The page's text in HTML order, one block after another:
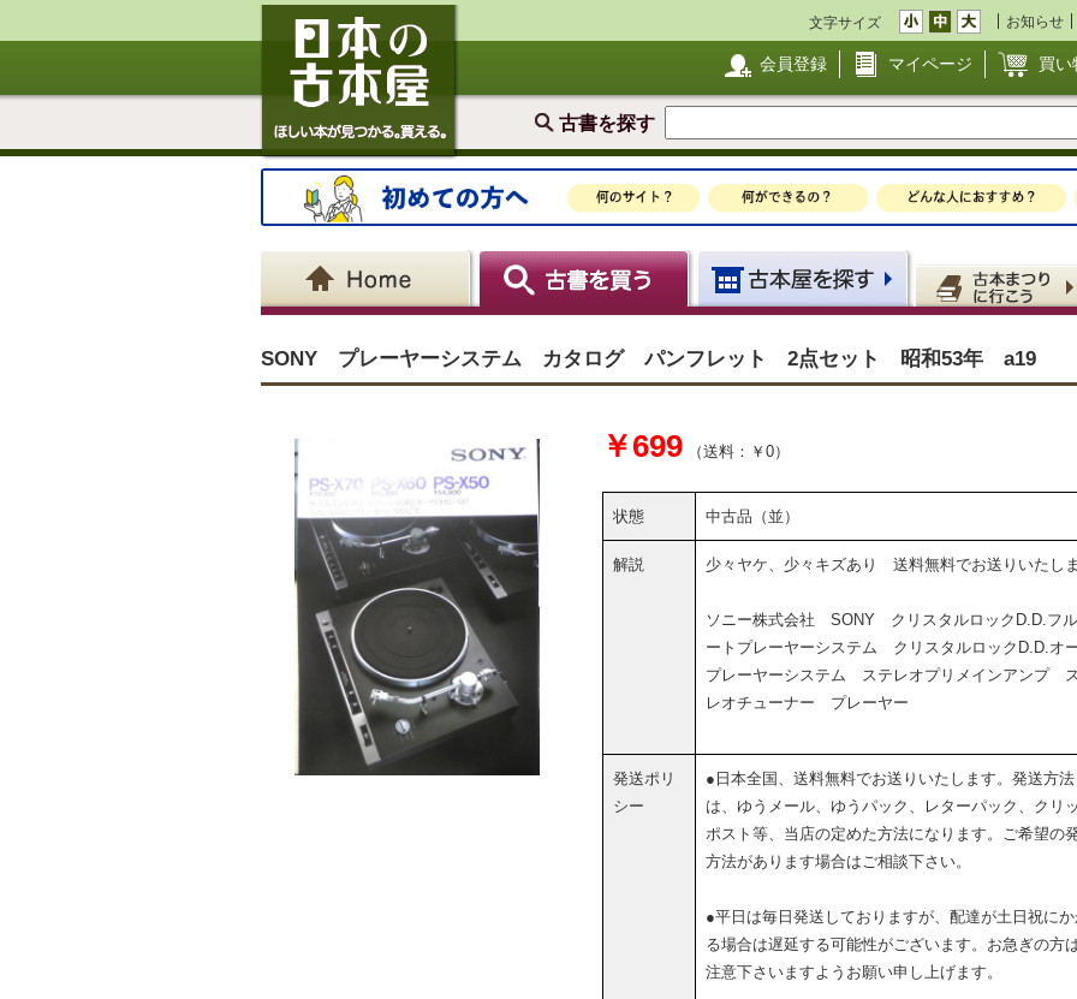
文字サイズ お知らせ
会員登録 マイページ 買い
古書を探す
SONY プレーヤーシステム カタログ パンフレット 2点セット 昭和53年 a19
￥699 （送料：￥0）
状態 中古品（並）
解説 少々ヤケ、少々キズあり 送料無料でお送りいたし
ソニー株式会社 SONY クリスタルロックD.D.フ
ートプレーヤーシステム クリスタルロックD.D.オ
プレーヤーシステム ステレオプリメインアンプ
レオチューナー プレーヤー
発送ポリ
シー
●日本全国、送料無料でお送りいたします。発送方法
は、ゆうメール、ゆうパック、レターパック、クリ
ポスト等、当店の定めた方法になります。ご希望の
方法があります場合はご相談下さい。
●平日は毎日発送しておりますが、配達が土日祝に
る場合は遅延する可能性がございます。お急ぎの方
注意下さいますようお願い申し上げます。